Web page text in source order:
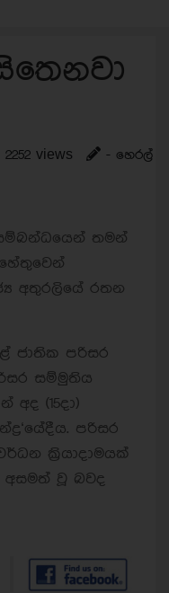
2252 views
- හෙරල්
තමන්
අතුරලියේ රතන
ජාතික පරිසර
සම්මුතිය
(15දා)
පරිසර
ක්‍රියාදාමයක්
වූ බවද